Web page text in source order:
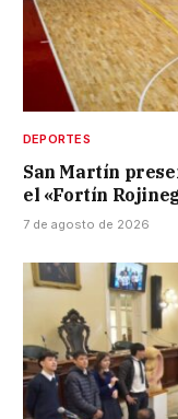
DEPORTES
San Martín
el «Fortín
7 de agosto de 2026